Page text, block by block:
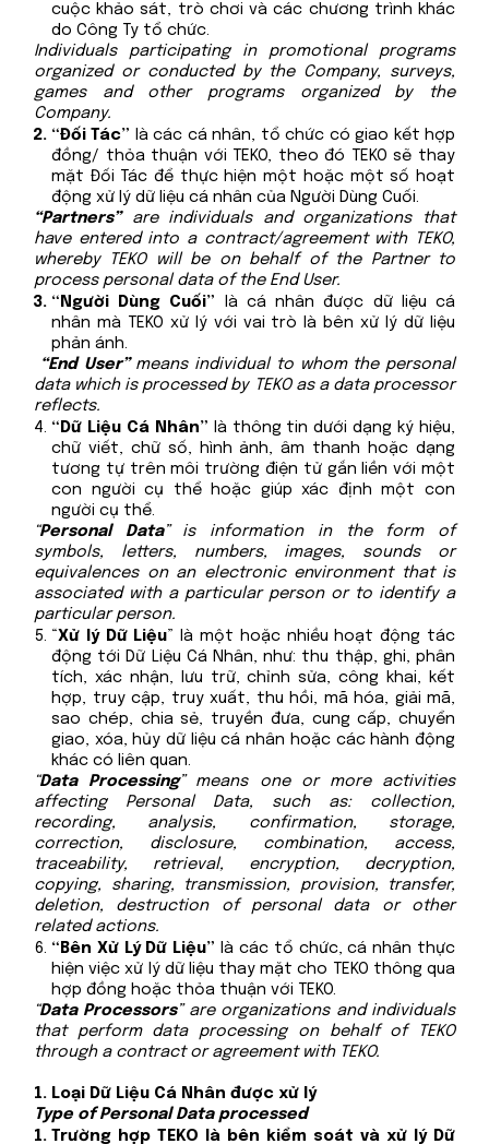
cuộc khảo sát, trò chơi và các chương trình khác
do Công Ty tổ chức.
Individuals participating in promotional programs
organized or conducted by the Company, surveys,
games and other programs organized by the
Company.
“Đối Tác” là các cá nhân, tổ chức có giao kết hợp
đồng/ thỏa thuận với TEKO, theo đó TEKO sẽ thay
mặt Đối Tác để thực hiện một hoặc một số hoạt
động xử lý dữ liệu cá nhân của Người Dùng Cuối.
“Partners” are individuals and organizations that
have entered into a contract/agreement with TEKO,
whereby TEKO will be on behalf of the Partner to
process personal data of the End User.
“Người Dùng Cuối” là cá nhân được dữ liệu cá
nhân mà TEKO xử lý với vai trò là bên xử lý dữ liệu
phản ánh.
“End User” means individual to whom the personal
data which is processed by TEKO as a data processor
reflects.
“Dữ Liệu Cá Nhân” là thông tin dưới dạng ký hiệu,
chữ viết, chữ số, hình ảnh, âm thanh hoặc dạng
tương tự trên môi trường điện tử gắn liền với một
con người cụ thể hoặc giúp xác định một con
người cụ thể.
“Personal Data” is information in the form of
symbols, letters, numbers, images, sounds or
equivalences on an electronic environment that is
associated with a particular person or to identify a
particular person.
“Xử lý Dữ Liệu” là một hoặc nhiều hoạt động tác
động tới Dữ Liệu Cá Nhân, như: thu thập, ghi, phân
tích, xác nhận, lưu trữ, chỉnh sửa, công khai, kết
hợp, truy cập, truy xuất, thu hồi, mã hóa, giải mã,
sao chép, chia sẻ, truyền đưa, cung cấp, chuyển
giao, xóa, hủy dữ liệu cá nhân hoặc các hành động
khác có liên quan.
“Data Processing” means one or more activities
affecting Personal Data, such as: collection,
recording, analysis, confirmation, storage,
correction, disclosure, combination, access,
traceability, retrieval, encryption, decryption,
copying, sharing, transmission, provision, transfer,
deletion, destruction of personal data or other
related actions.
“Bên Xử Lý Dữ Liệu” là các tổ chức, cá nhân thực
hiện việc xử lý dữ liệu thay mặt cho TEKO thông qua
hợp đồng hoặc thỏa thuận với TEKO.
“Data Processors” are organizations and individuals
that perform data processing on behalf of TEKO
through a contract or agreement with TEKO.
Loại Dữ Liệu Cá Nhân được xử lý
Type of Personal Data processed
Trường hợp TEKO là bên kiểm soát và xử lý Dữ